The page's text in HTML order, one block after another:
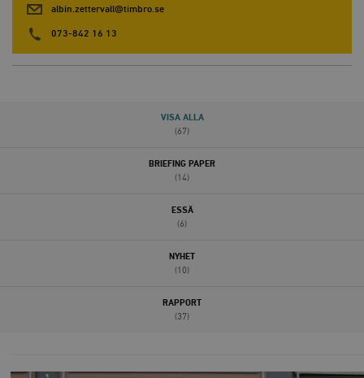
albin.zettervall@timbro.se
073-842 16 13
VISA ALLA
(67)
BRIEFING PAPER
(14)
ESSÄ
(6)
NYHET
(10)
RAPPORT
(37)